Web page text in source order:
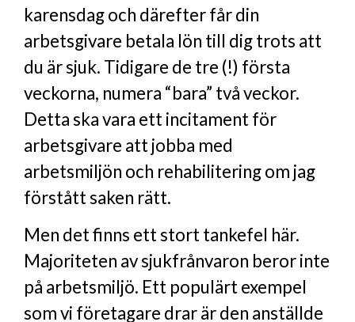
karensdag och därefter får din
arbetsgivare betala lön till dig trots att
du är sjuk. Tidigare de tre (!) första
veckorna, numera “bara” två veckor.
Detta ska vara ett incitament för
arbetsgivare att jobba med
arbetsmiljön och rehabilitering om jag
förstått saken rätt.
Men det finns ett stort tankefel här.
Majoriteten av sjukfrånvaron beror inte
på arbetsmiljö. Ett populärt exempel
som vi företagare drar är den anställde